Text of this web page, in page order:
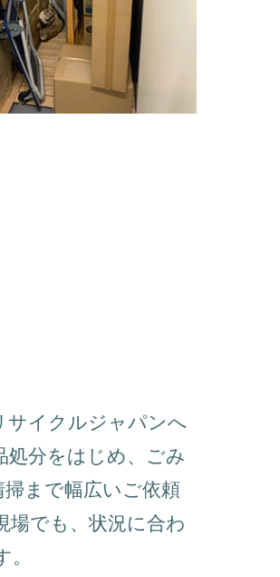
サイクルジャパンへ
処分をはじめ、ごみ
まで幅広いご依頼
場でも、状況に合わ